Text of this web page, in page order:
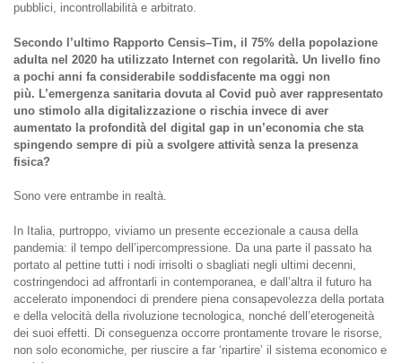
pubblici, incontrollabilità e arbitrato.
Secondo ’ultimo Rapporto Censis–Tim, il 75% della popolazione
adulta nel 2020 ha utilizzato Internet con regolarità. Un live o fino
a pochi anni fa considerabile soddisfacente ma oggi non
più. L’emergenza sanitaria dovuta al Covid può aver rappresentato
uno stimol o all a digital izzazione o rischia invece di aver
aumentato la profondità del digital gap in un’economia che sta
spingendo sempre di più a svolgere attività senza la presenza
fisica?
Sono vere entrambe in realtà.
In Italia, purtroppo, viviamo un presente eccezionale a causa della
pandemia: il tempo dell’ipercompressione. Da una parte il passato ha
portato al pettine tutti i nodi irrisolti o sbagliati negli ultimi decenni,
costringendoci ad affrontarli in contemporanea, e dall’altra il futuro ha
accelerato imponendoci di prendere piena consapevolezza della portata
e della velocità della rivoluzione tecnologica, nonché dell’eterogeneità
dei suoi effetti. Di conseguenza occorre prontamente trovare le risorse,
non solo economiche, per riuscire a far ‘ripartire’ il sistema economico e